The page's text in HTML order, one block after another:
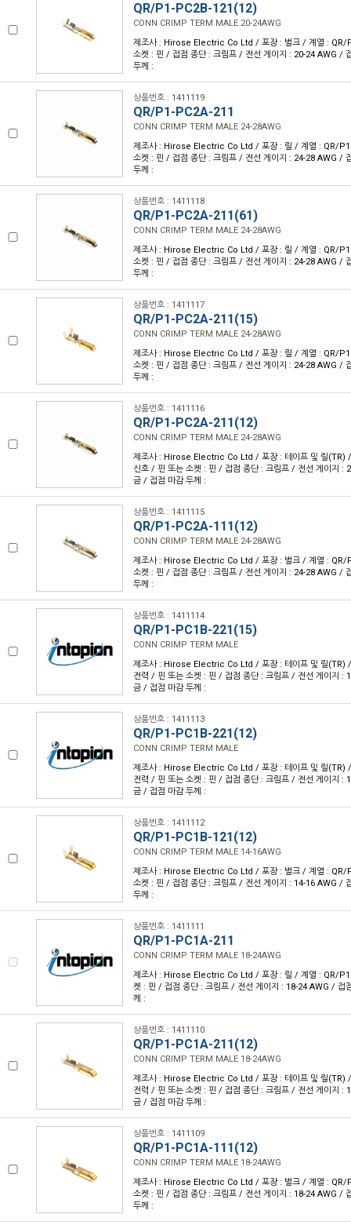
QR/P1-PC2B-121(12)
CONN CRIMP TERM MALE 20-24AWG
제조사 : Hirose Electric Co Ltd / 포장 : 벌크 / 계열 : QR/
소켓 : 핀 / 접점 종단 : 크림프 / 전선 게이지 : 20-24 AWG /
두께 :
상품번호 : 1411119
QR/P1-PC2A-211
CONN CRIMP TERM MALE 24-28AWG
제조사 : Hirose Electric Co Ltd / 포장 : 릴 / 계열 : QR/P1
소켓 : 핀 / 접점 종단 : 크림프 / 전선 게이지 : 24-28 AWG /
두께 :
상품번호 : 1411118
QR/P1-PC2A-211(61)
CONN CRIMP TERM MALE 24-28AWG
제조사 : Hirose Electric Co Ltd / 포장 : 릴 / 계열 : QR/P1
소켓 : 핀 / 접점 종단 : 크림프 / 전선 게이지 : 24-28 AWG /
두께 :
상품번호 : 1411117
QR/P1-PC2A-211(15)
CONN CRIMP TERM MALE 24-28AWG
제조사 : Hirose Electric Co Ltd / 포장 : 릴 / 계열 : QR/P1
소켓 : 핀 / 접점 종단 : 크림프 / 전선 게이지 : 24-28 AWG /
두께 :
상품번호 : 1411116
QR/P1-PC2A-211(12)
CONN CRIMP TERM MALE 24-28AWG
제조사 : Hirose Electric Co Ltd / 포장 : 테이프 및 릴(TR)
신호 / 핀 또는 소켓 : 핀 / 접점 종단 : 크림프 / 전선 게이지 :
금 / 접점 마감 두께 :
상품번호 : 1411115
QR/P1-PC2A-111(12)
CONN CRIMP TERM MALE 24-28AWG
제조사 : Hirose Electric Co Ltd / 포장 : 벌크 / 계열 : QR/
소켓 : 핀 / 접점 종단 : 크림프 / 전선 게이지 : 24-28 AWG /
두께 :
상품번호 : 1411114
QR/P1-PC1B-221(15)
CONN CRIMP TERM MALE
제조사 : Hirose Electric Co Ltd / 포장 : 테이프 및 릴(TR)
전력 / 핀 또는 소켓 : 핀 / 접점 종단 : 크림프 / 전선 게이지 :
금 / 접점 마감 두께 :
상품번호 : 1411113
QR/P1-PC1B-221(12)
CONN CRIMP TERM MALE
제조사 : Hirose Electric Co Ltd / 포장 : 테이프 및 릴(TR)
전력 / 핀 또는 소켓 : 핀 / 접점 종단 : 크림프 / 전선 게이지 :
금 / 접점 마감 두께 :
상품번호 : 1411112
QR/P1-PC1B-121(12)
CONN CRIMP TERM MALE 14-16AWG
제조사 : Hirose Electric Co Ltd / 포장 : 벌크 / 계열 : QR/
소켓 : 핀 / 접점 종단 : 크림프 / 전선 게이지 : 14-16 AWG /
두께 :
상품번호 : 1411111
QR/P1-PC1A-211
CONN CRIMP TERM MALE 18-24AWG
제조사 : Hirose Electric Co Ltd / 포장 : 릴 / 계열 : QR/P1
켓 : 핀 / 접점 종단 : 크림프 / 전선 게이지 : 18-24 AWG / 접
께 :
상품번호 : 1411110
QR/P1-PC1A-211(12)
CONN CRIMP TERM MALE 18-24AWG
제조사 : Hirose Electric Co Ltd / 포장 : 테이프 및 릴(TR)
전력 / 핀 또는 소켓 : 핀 / 접점 종단 : 크림프 / 전선 게이지 :
금 / 접점 마감 두께 :
상품번호 : 1411109
QR/P1-PC1A-111(12)
CONN CRIMP TERM MALE 18-24AWG
제조사 : Hirose Electric Co Ltd / 포장 : 벌크 / 계열 : QR/
소켓 : 핀 / 접점 종단 : 크림프 / 전선 게이지 : 18-24 AWG /
두께 :